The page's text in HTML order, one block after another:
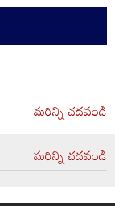
మరిన్ని చదవండి
మరిన్ని చదవండి